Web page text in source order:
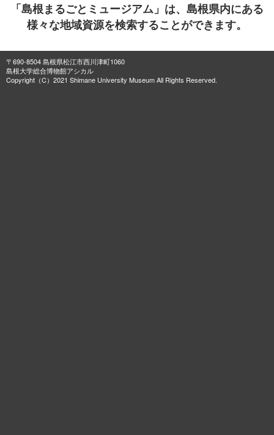
「島根まるごとミュージアム」は、島根県内にある
様々な地域資源を検索することができます。
〒690-8504 島根県松江市西川津町1060
島根大学総合博物館アシカル
Copyright（C）2021 Shimane University Museum All Rights Reserved.